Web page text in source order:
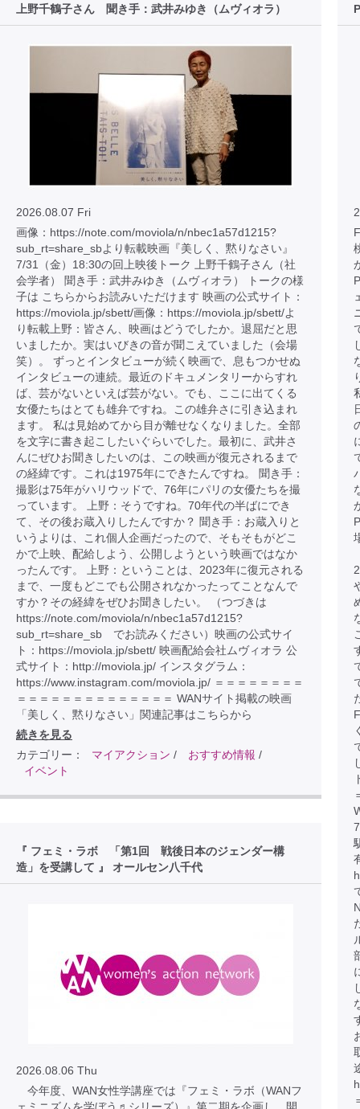
上野千鶴子さん 聞き手：武井みゆき（ムヴィオラ）
2026.08.07 Fri
画像：https://note.com/moviola/n/nbec1a57d1215?
sub_rt=share_sbより転載映画『美しく、黙りなさい』
7/31（金）18:30の回上映後トーク 上野千鶴子さん（社
会学者） 聞き手：武井みゆき（ムヴィオラ） トークの様
子は こちらからお読みいただけます 映画の公式サイト：
https://moviola.jp/sbett/画像：https://moviola.jp/sbett/よ
り転載上野：皆さん、映画はどうでしたか。退屈だと思
いましたか。実はいびきの音が聞こえていました（会場
笑）。 ずっとインタビューが続く映画で、息もつかせぬ
インタビューの連続。最近のドキュメンタリーからすれ
ば、芸がないといえば芸がない。でも、ここに出てくる
女優たちはとても雄弁ですね。この雄弁さに引き込まれ
ます。 私は見始めてから目が離せなくなりました。全部
を文字に書き起こしたいぐらいでした。最初に、武井さ
んにぜひお聞きしたいのは、この映画が復元されるまで
の経緯です。これは1975年にできたんですね。 聞き手：
撮影は75年がハリウッドで、76年にパリの女優たちを撮
っています。 上野：そうですね。70年代の半ばにでき
て、その後お蔵入りしたんですか？ 聞き手：お蔵入りと
いうよりは、これ個人企画だったので、そもそもがどこ
かで上映、配給しよう、公開しようという映画ではなか
ったんです。 上野：ということは、2023年に復元される
まで、一度もどこでも公開されなかったってことなんで
すか？その経緯をぜひお聞きしたい。 （つづきは
https://note.com/moviola/n/nbec1a57d1215?
sub_rt=share_sb でお読みください）映画の公式サイ
ト：https://moviola.jp/sbett/ 映画配給会社ムヴィオラ 公
式サイト：http://moviola.jp/ インスタグラム：
https://www.instagram.com/moviola.jp/ ＝＝＝＝＝＝＝＝
＝＝＝＝＝＝＝＝＝＝＝＝＝＝ WANサイト掲載の映画
「美しく、黙りなさい」関連記事はこちらから
続きを見る
カテゴリー：
マイアクション / おすすめ情報 /
イベント
『 フェミ・ラボ 「第1回 戦後日本のジェンダー構
造」を受講して 』 オールセン八千代
2026.08.06 Thu
今年度、WAN女性学講座では『フェミ・ラボ（WANフ